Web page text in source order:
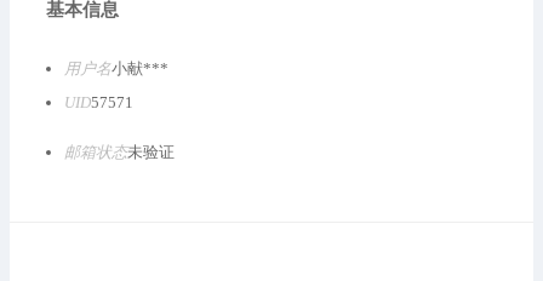
基本信息
用户名小献***
UID57571
邮箱状态未验证